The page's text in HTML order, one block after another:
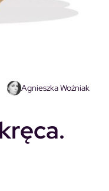
Agnieszka Woźniak